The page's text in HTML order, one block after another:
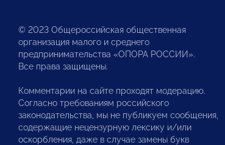
© 2023 Общероссийская общественная
организация малого и среднего
предпринимательства «ОПОРА РОССИИ».
Все права защищены.
Комментарии на сайте проходят модерацию.
Согласно требованиям российского
законодательства, мы не публикуем сообщения,
содержащие нецензурную лексику и/или
оскорбления, даже в случае замены букв